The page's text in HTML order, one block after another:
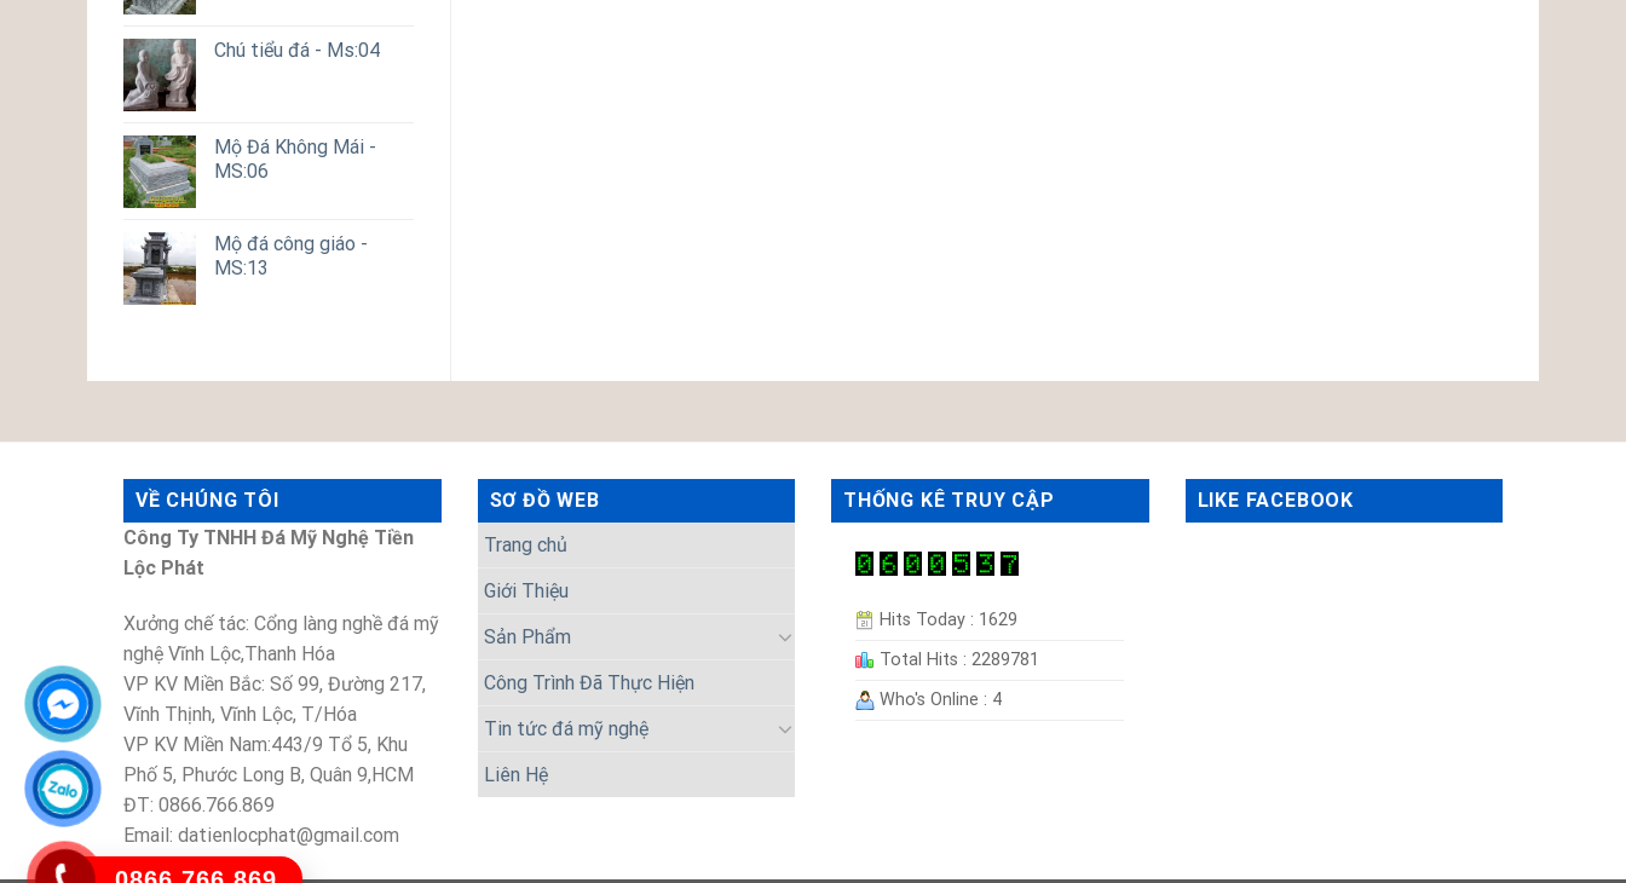
Chú tiểu đá - Ms:04
Mộ Đá Không Mái -
MS:06
Mộ đá công giáo -
MS:13
VỀ CHÚNG TÔI
Công Ty TNHH Đá Mỹ Nghệ Tiền
Lộc Phát
Xưởng chế tác: Cổng làng nghề đá mỹ
nghệ Vĩnh Lộc,Thanh Hóa
VP KV Miền Bắc: Số 99, Đường 217,
Vĩnh Thịnh, Vĩnh Lộc, T/Hóa
VP KV Miền Nam:443/9 Tổ 5, Khu
Phố 5, Phước Long B, Quân 9,HCM
ĐT: 0866.766.869
Email: datienlocphat@gmail.com
SƠ ĐỒ WEB
Trang chủ
Giới Thiệu
Sản Phẩm
Công Trình Đã Thực Hiện
Tin tức đá mỹ nghệ
Liên Hệ
THỐNG KÊ TRUY CẬP
Hits Today : 1629
Total Hits : 2289781
Who's Online : 4
LIKE FACEBOOK